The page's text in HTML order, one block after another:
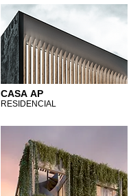
CASA AP
RESIDENCIAL